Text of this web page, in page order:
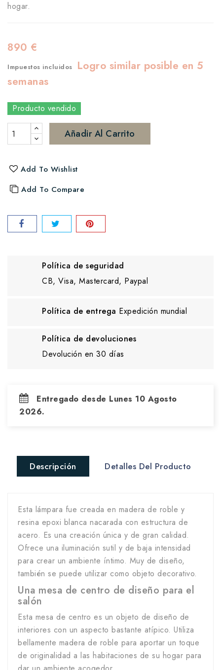
hogar.
890 €
Impuestos incluidos
Logro similar posible en 5
semanas
Producto vendido
Añadir Al Carrito
Add To Wishlist
Add To Compare
Política de seguridad
CB, Visa, Mastercard, Paypal
Política de entrega Expedición mundial
Política de devoluciones
Devolución en 30 días
Entregado desde Lunes 10 Agosto
2026.
Descripción Detalles Del Producto
Esta lámpara fue creada en madera de roble y
resina epoxi blanca nacarada con estructura de
acero. Es una creación única y de gran calidad.
Ofrece una iluminación sutil y de baja intensidad
para crear un ambiente íntimo. Muy de diseño,
también se puede utilizar como objeto decorativo.
Una mesa de centro de diseño para el
salón
Esta mesa de centro es un objeto de diseño de
interiores con un aspecto bastante atípico. Utiliza
bellamente madera de roble para aportar un toque
de originalidad a las habitaciones de su hogar para